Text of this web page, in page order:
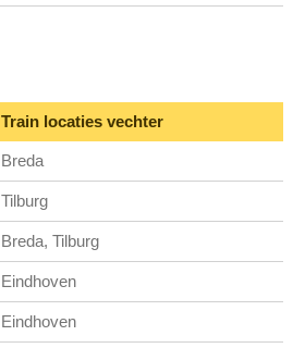
Train locaties vechter
Breda
Tilburg
Breda, Tilburg
Eindhoven
Eindhoven